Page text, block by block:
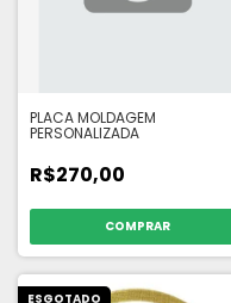
PLACA MOLDAGEM
PERSONALIZADA
R$270,00
ESGOTADO